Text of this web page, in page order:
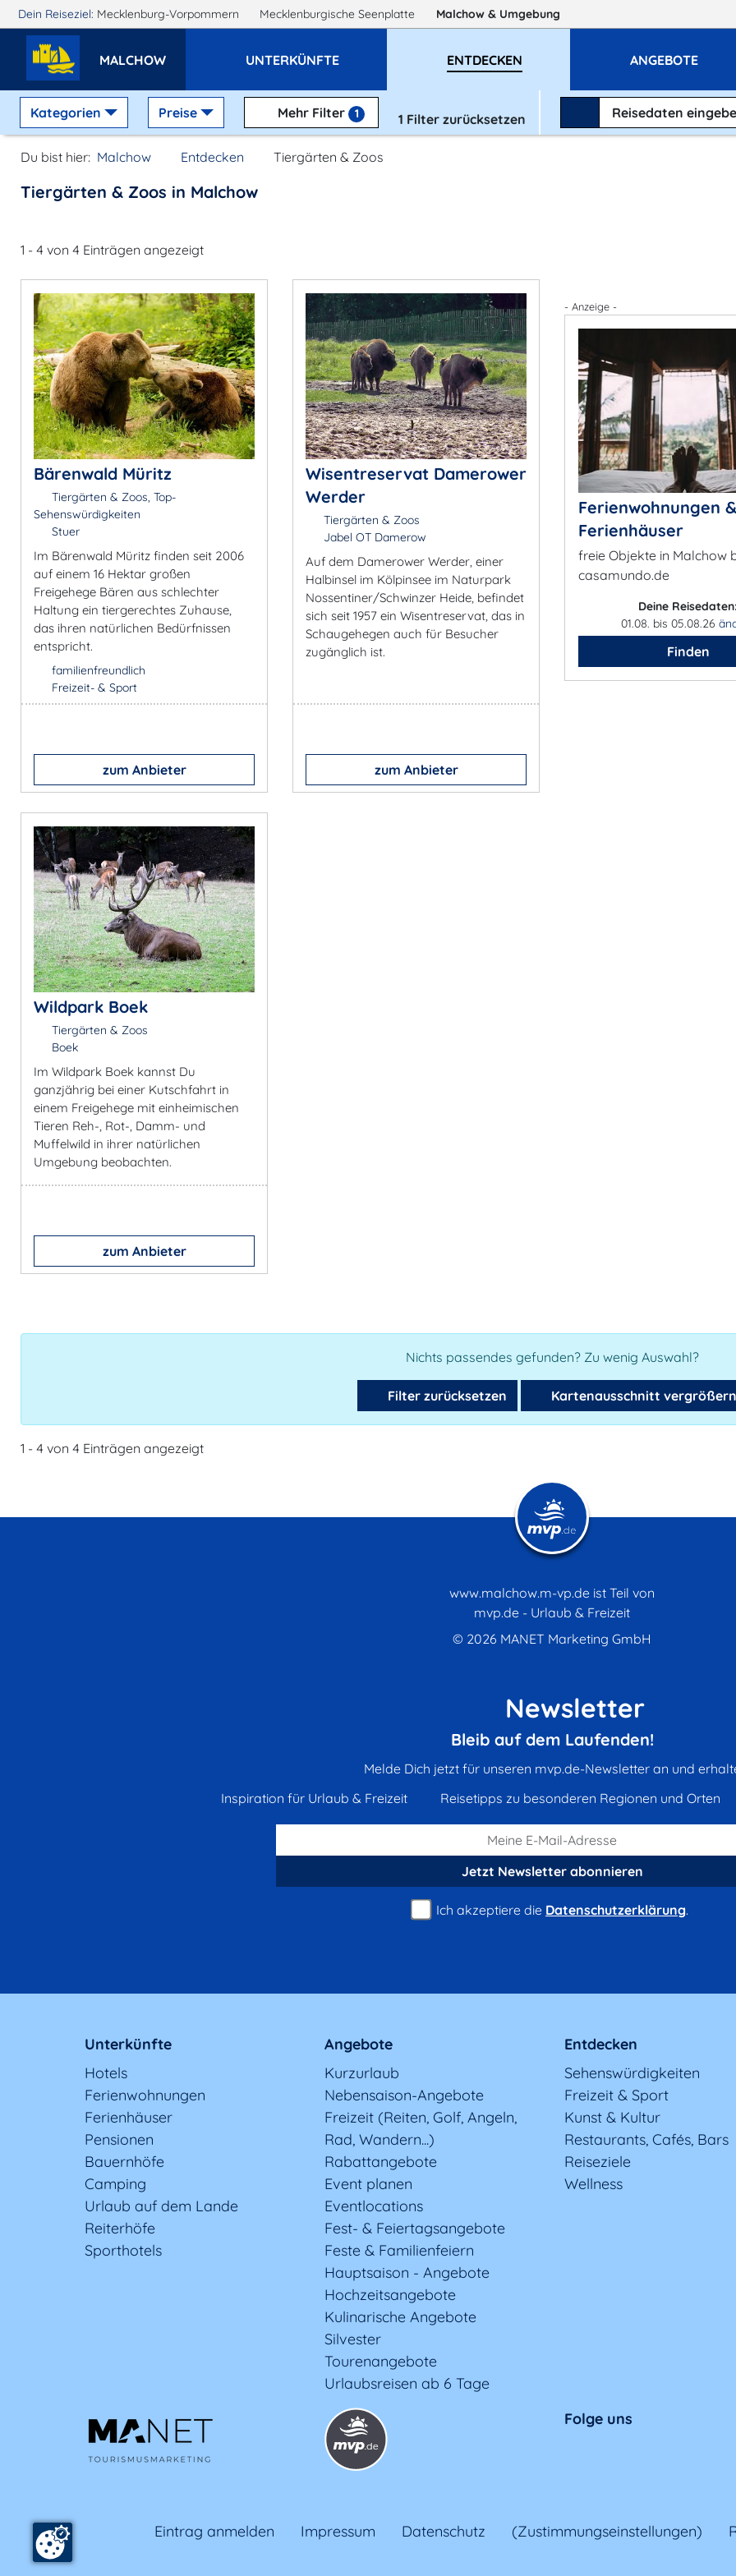
Dein Reiseziel: Mecklenburg-Vorpommern Mecklenburgische Seenplatte Malchow & Umgebung
MALCHOW UNTERKÜNFTE ENTDECKEN ANGEBOTE
Kategorien Preise Mehr Filter 1 1 Filter zurücksetzen Reisedaten
Du bist hier: Malchow Entdecken Tiergärten & Zoos
Tiergärten & Zoos in Malchow
1 - 4 von 4 Einträgen angezeigt
Bärenwald Müritz
Tiergärten & Zoos, Top-
Sehenswürdigkeiten
Stuer
Im Bärenwald Müritz finden seit 2006
auf einem 16 Hektar großen
Freigehege Bären aus schlechter
Haltung ein tiergerechtes Zuhause,
das ihren natürlichen Bedürfnissen
entspricht.
familienfreundlich
Freizeit- & Sport
zum Anbieter
Wisentreservat Damerower
Werder
Tiergärten & Zoos
Jabel OT Damerow
Auf dem Damerower Werder, einer
Halbinsel im Kölpinsee im Naturpark
Nossentiner/Schwinzer Heide, befindet
sich seit 1957 ein Wisentreservat, das in
Schaugehegen auch für Besucher
zugänglich ist.
zum Anbieter
- Anzeige -
Ferienwohnungen &
Ferienhäuser
freie Objekte in Malchow
casamundo.de
Deine
01.08. bis 05.08.26
Finden
Wildpark Boek
Tiergärten & Zoos
Boek
Im Wildpark Boek kannst Du
ganzjährig bei einer Kutschfahrt in
einem Freigehege mit einheimischen
Tieren Reh-, Rot-, Damm- und
Muffelwild in ihrer natürlichen
Umgebung beobachten.
zum Anbieter
Nichts passendes gefunden? Zu wenig Auswahl?
Filter zurücksetzen Kartenausschnitt vergrößern
1 - 4 von 4 Einträgen angezeigt
www.malchow.m-vp.de ist Teil von
mvp.de - Urlaub & Freizeit
© 2026 MANET Marketing GmbH
Newsletter
Bleib auf dem Laufenden!
Melde Dich jetzt für unseren mvp.de-Newsletter an und
Inspiration für Urlaub & Freizeit
Reisetipps zu besonderen Regionen und Orten
Jetzt Newsletterabonnieren
Ich akzeptiere die Datenschutzerklärung.
Unterkünfte
Hotels
Ferienwohnungen
Ferienhäuser
Pensionen
Bauernhöfe
Camping
Urlaub auf dem Lande
Reiterhöfe
Sporthotels
Angebote
Kurzurlaub
Nebensaison-Angebote
Freizeit (Reiten, Golf, Angeln,
Rad, Wandern...)
Rabattangebote
Event planen
Eventlocations
Fest- & Feiertagsangebote
Feste & Familienfeiern
Hauptsaison - Angebote
Hochzeitsangebote
Kulinarische Angebote
Silvester
Tourenangebote
Urlaubsreisen ab 6 Tage
Entdecken
Sehenswürdigkeiten
Freizeit & Sport
Kunst & Kultur
Restaurants, Cafés, Bars
Reiseziele
Wellness
Folge uns
Eintrag anmelden Impressum Datenschutz (Zustimmungseinstellungen)